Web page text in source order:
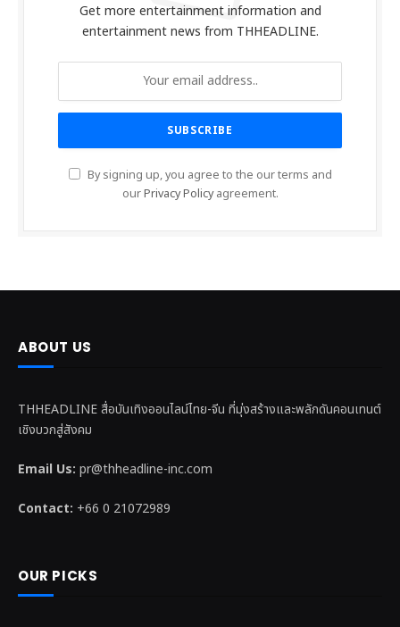
Get more entertainment information and
entertainment news from THHEADLINE.
By signing up, you agree to the our terms and
ourPrivacy Policyagreement.
ABOUT US
THHEADLINE สื่อบันเทิงออนไลน์ไทย-จีน ที่มุ่งสร้างและพลักดันคอนเทนต์
เชิงบวกสู่สังคม
Email Us: pr@thheadline-inc.com
Contact: +66 0 21072989
OUR PICKS